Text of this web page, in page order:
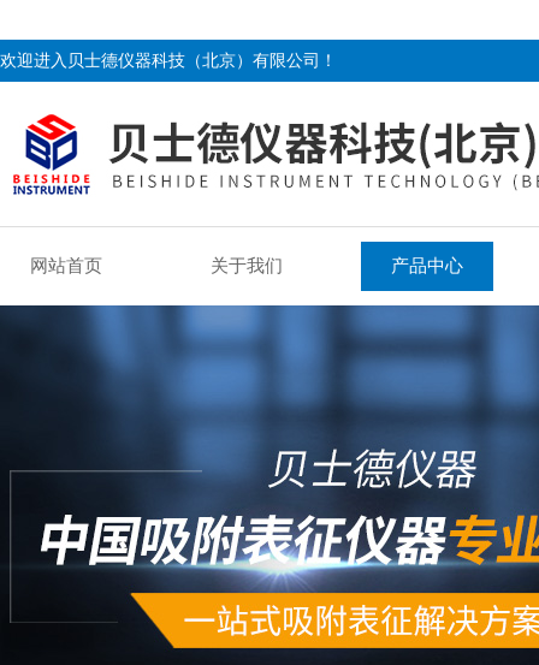
欢迎进入贝士德仪器科技（北京）有限公司！
网站首页 关于我们 产品中心